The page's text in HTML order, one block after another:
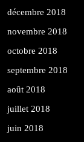
décembre 2018
novembre 2018
octobre 2018
septembre 2018
août 2018
juillet 2018
juin 2018